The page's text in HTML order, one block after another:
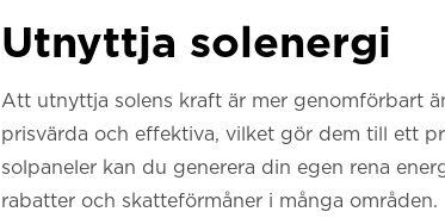
Utnyttja solenergi
Att utnyttja solens kraft är mer genomförbart
prisvärda och effektiva, vilket gör dem till ett
solpaneler kan du generera din egen rena
rabatter och skatteförmåner i många områden.